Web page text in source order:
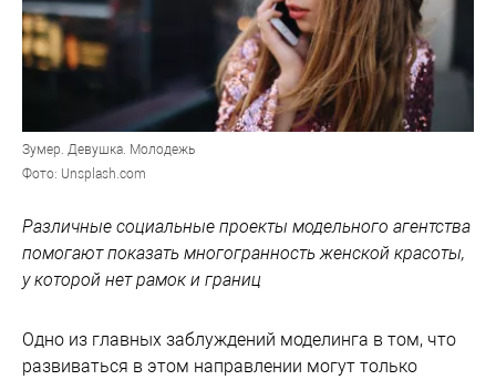
Зумер. Девушка. Молодежь
Фото: Unsplash.com
Различные социальные проекты модельного агентства
помогают показать многогранность женской красоты,
у которой нет рамок и границ
Одно из главных заблуждений моделинга в том, что
развиваться в этом направлении могут только